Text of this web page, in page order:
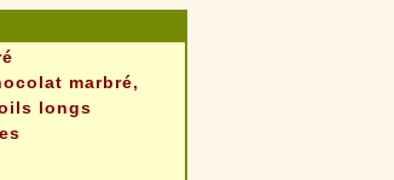
marbré,
longs